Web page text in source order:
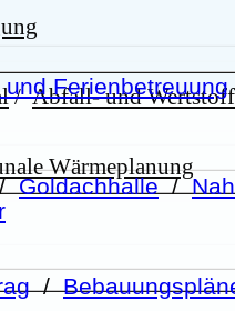
/Abfall- und
Wärmeplanung
und Ferienbetreuung
Goldachhalle/
/